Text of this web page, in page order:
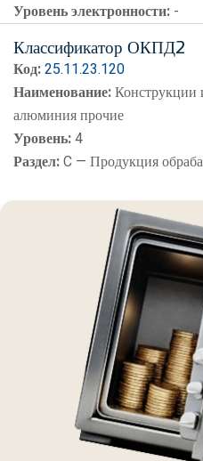
Уровень электронности: -
Классификатор ОКПД2
Код:25.11.23.120
Наименование:Конструкции
алюминия прочие
Уровень:4
Раздел:C — Продукция